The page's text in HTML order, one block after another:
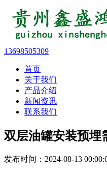
13698505309
首页
关于我们
产品介绍
新闻资讯
联系我们
双层油罐安装预埋
发布时间：2024-08-13